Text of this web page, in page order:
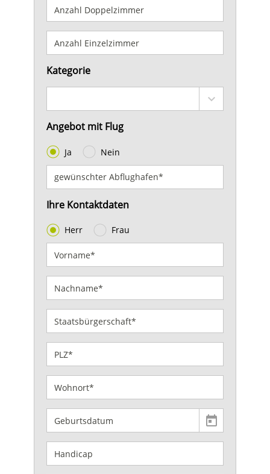
Kategorie
Angebot mit Flug
Ja Nein
Ihre Kontaktdaten
Herr Frau